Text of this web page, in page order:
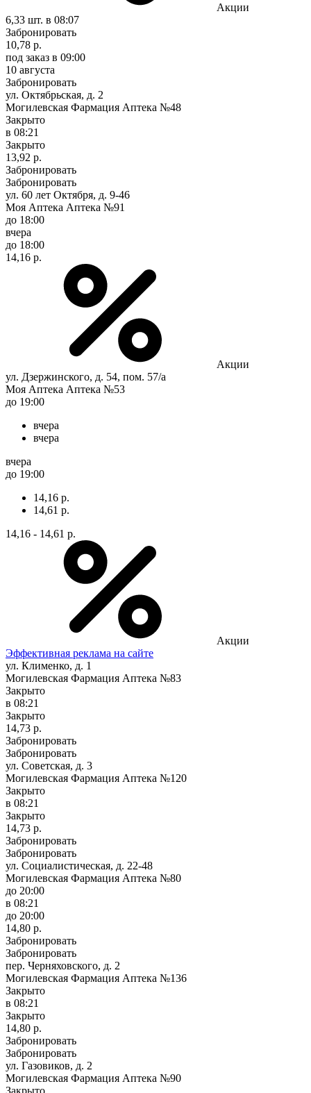
Акции
6,33 шт. в 08:07
Забронировать
10,78 р.
под заказ в 09:00
10 августа
Забронировать
ул. Октябрьская, д. 2
Могилевская Фармация Аптека №48
Закрыто
в 08:21
Закрыто
13,92 р.
Забронировать
Забронировать
ул. 60 лет Октября, д. 9-46
Моя Аптека Аптека №91
до 18:00
вчера
до 18:00
14,16 р.
Акции
ул. Дзержинского, д. 54, пом. 57/а
Моя Аптека Аптека №53
до 19:00
вчера
вчера
вчера
до 19:00
14,16 р.
14,61 р.
14,16 - 14,61 р.
Акции
Эффективная реклама на сайте
ул. Клименко, д. 1
Могилевская Фармация Аптека №83
Закрыто
в 08:21
Закрыто
14,73 р.
Забронировать
Забронировать
ул. Советская, д. 3
Могилевская Фармация Аптека №120
Закрыто
в 08:21
Закрыто
14,73 р.
Забронировать
Забронировать
ул. Социалистическая, д. 22-48
Могилевская Фармация Аптека №80
до 20:00
в 08:21
до 20:00
14,80 р.
Забронировать
Забронировать
пер. Черняховского, д. 2
Могилевская Фармация Аптека №136
Закрыто
в 08:21
Закрыто
14,80 р.
Забронировать
Забронировать
ул. Газовиков, д. 2
Могилевская Фармация Аптека №90
Закрыто